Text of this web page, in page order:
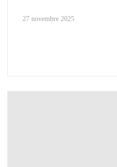
27 novembre 2025